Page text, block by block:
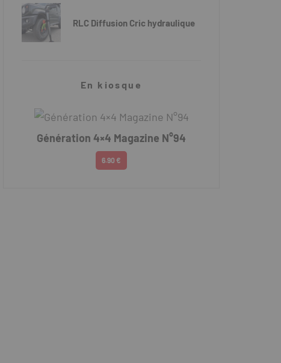
RLC Diffusion Cric hydraulique
En kiosque
Génération 4×4 Magazine N°94
6.90 €